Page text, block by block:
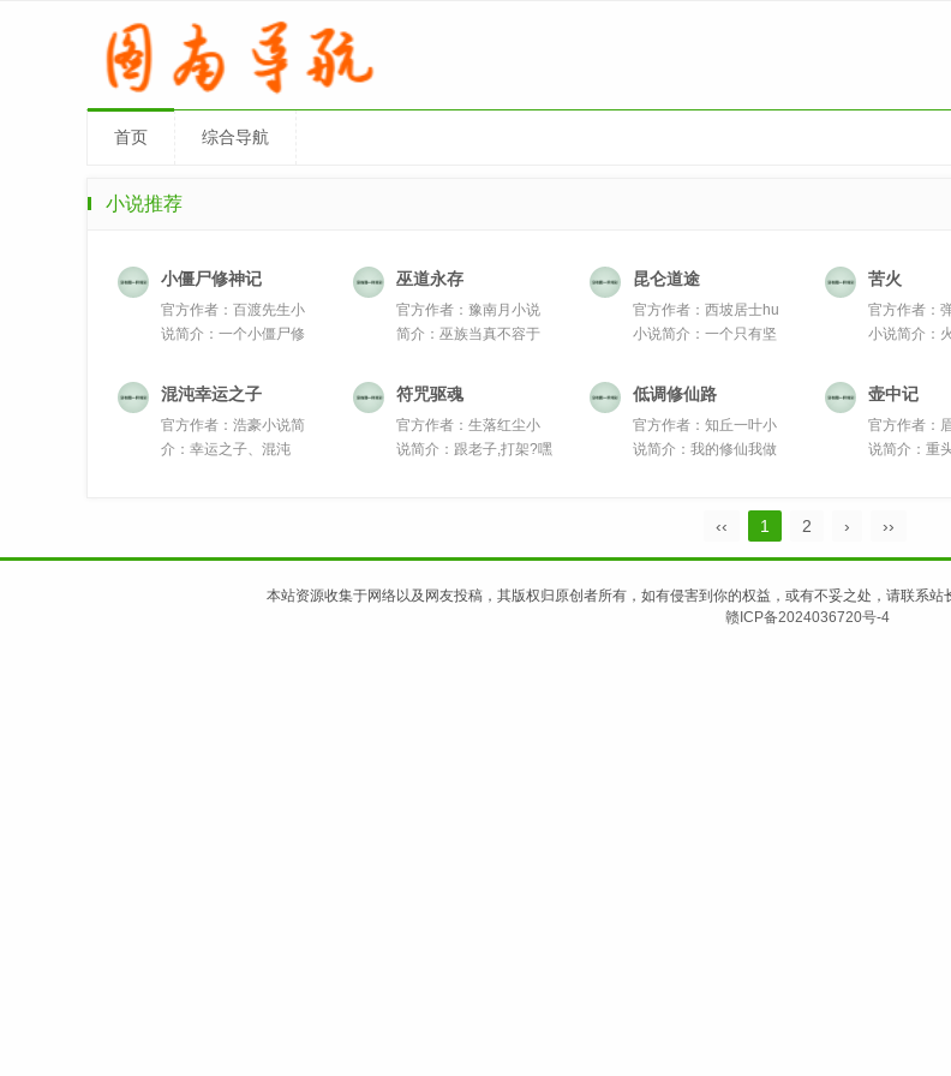
首页 综合导航
小说推荐
小僵尸修神记
官方作者：百渡先生小
说简介：一个小僵尸修
巫道永存
官方作者：豫南月小说
简介：巫族当真不容于
昆仑道途
官方作者：西坡居士hu
小说简介：一个只有坚
苦火
官方作者：
小说简介：
混沌幸运之子
官方作者：浩豪小说简
介：幸运之子、混沌
符咒驱魂
官方作者：生落红尘小
说简介：跟老子,打架?嘿
低调修仙路
官方作者：知丘一叶小
说简介：我的修仙我做
壶中记
官方作者：
说简介：重
‹‹ 1 2 › ››
本站资源收集于网络以及网友投稿，其版权归原创者所有，如有侵害到你的权益，或有不妥之处，请联系站
赣ICP备2024036720号-4